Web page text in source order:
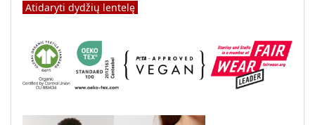
Atidaryti dydžių lentelę